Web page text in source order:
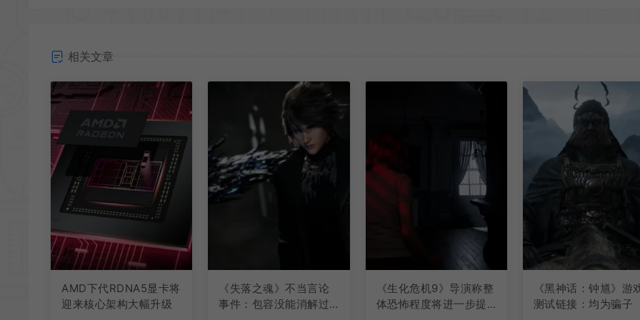
相关文章
AMD下代RDNA5显卡将
迎来核心架构大幅升级
《失落之魂》不当言论
事件：包容没能消解过
《生化危机9》导演称整
体恐怖程度将进一步提
《黑神话：钟馗》游
测试链接：均为骗子